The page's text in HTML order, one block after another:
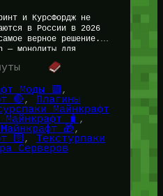
и КурсФордж не
в России в 2026
верное решение.
— монолиты для
Моды 🟩
🔴, Плагины
Майнкрафт
🧳
🎁
🛜, Текстурпаки
Серверов